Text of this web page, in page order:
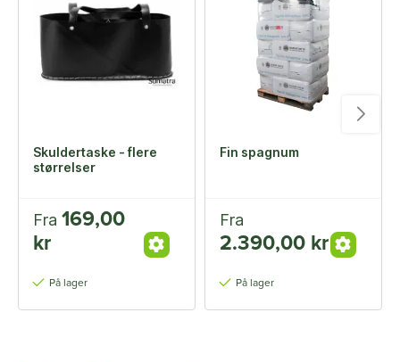
Skuldertaske - flere
størrelser
Fra 169,00
kr
På lager
Fin spagnum
Fra
2.390,00 kr
På lager